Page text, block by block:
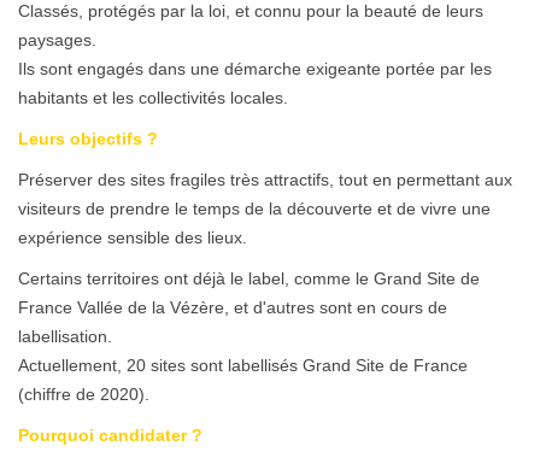
Classés, protégés par la loi, et connu pour la beauté de leurs
paysages.
Ils sont engagés dans une démarche exigeante portée par les
habitants et les collectivités locales.
Leurs objectifs ?
Préserver des sites fragiles très attractifs, tout en permettant aux
visiteurs de prendre le temps de la découverte et de vivre une
expérience sensible des lieux.
Certains territoires ont déjà le label, comme le Grand Site de
France Vallée de la Vézère, et d'autres sont en cours de
labellisation.
Actuellement, 20 sites sont labellisés Grand Site de France
(chiffre de 2020).
Pourquoi candidater ?